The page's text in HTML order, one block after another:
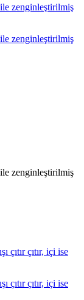
zenginleştirilmiş
zenginleştirilmiş
zenginleştirilmiş
çıtır çıtır, içi ise
çıtır çıtır, içi ise